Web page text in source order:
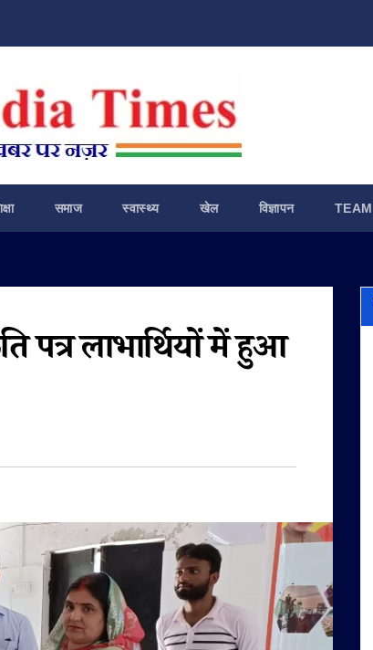
समाज स्वास्थ्य खेल विज्ञापन TEAM
पत्र लाभार्थियों में हुआ